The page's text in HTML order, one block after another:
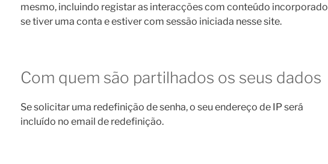
mesmo, incluindo registar as interacções com conteúdo incorporado
se tiver uma conta e estiver com sessão iniciada nesse site.
Com quem são partilhados os seus dados
Se solicitar uma redefinição de senha, o seu endereço de IP será
incluído no email de redefinição.